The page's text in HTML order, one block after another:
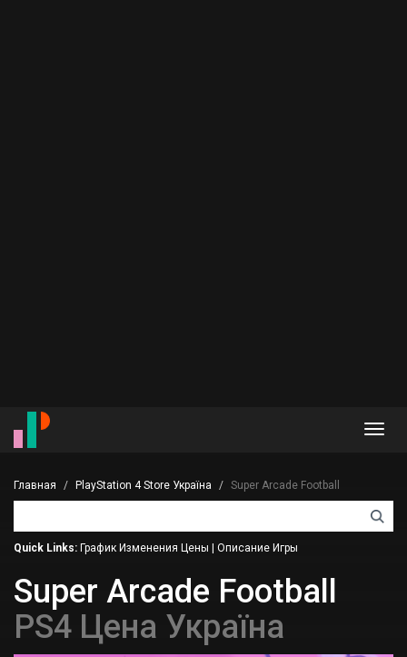
Главная PlayStation 4 Store Україна Super Arcade Football
Quick Links: График Изменения Цены Описание Игры
Super Arcade Football
PS4 Цена Україна